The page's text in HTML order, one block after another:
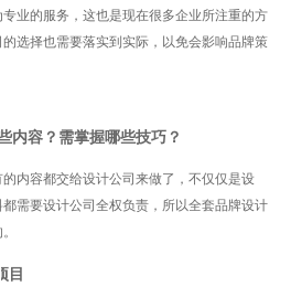
业的服务，这也是现在很多企业所注重的方
选择也需要落实到实际，以免会影响品牌策
内容？需掌握哪些技巧？
内容都交给设计公司来做了，不仅仅是设
需要设计公司全权负责，所以全套品牌设计
目